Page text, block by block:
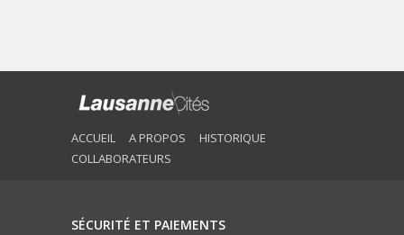
ACCUEIL A PROPOS
HISTORIQUE
COLLABORATEURS
SÉCURITÉ ET PAIEMENTS